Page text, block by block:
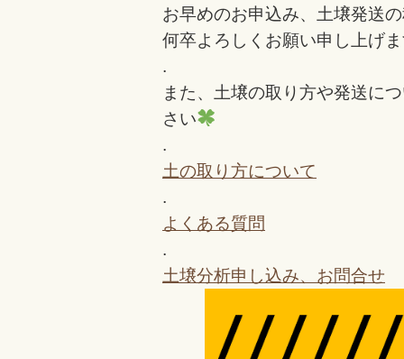
お早めのお申込み、土壌発送の
何卒よろしくお願い申し上げま
.
また、土壌の取り方や発送に
さい
.
土の取り方について
.
よくある質問
.
土壌分析申し込み、お問合せ